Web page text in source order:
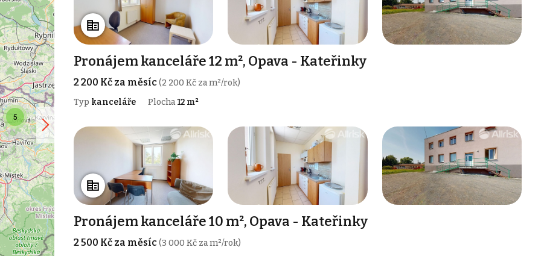
5
Pronájem kanceláře 12 m², Opava - Kateřinky
2 200 Kč za měsíc(2 200 Kč za m²/rok)
Typ kanceláře Plocha12 m²
Pronájem kanceláře 10 m², Opava - Kateřinky
2 500 Kč za měsíc(3 000 Kč za m²/rok)